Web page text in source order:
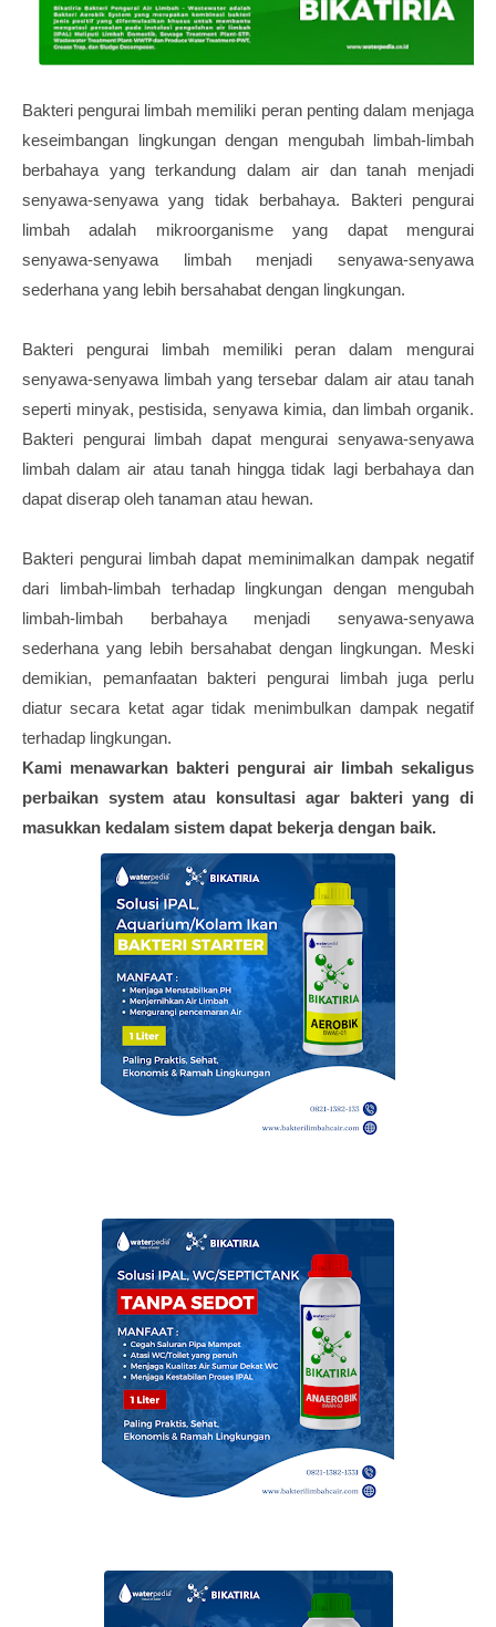
Bakteri pengurai limbah memiliki peran penting dalam menjaga
keseimbangan lingkungan dengan mengubah limbah-limbah
berbahaya yang terkandung dalam air dan tanah menjadi
senyawa-senyawa yang tidak berbahaya. Bakteri pengurai
limbah adalah mikroorganisme yang dapat mengurai
senyawa-senyawa limbah menjadi senyawa-senyawa
sederhana yang lebih bersahabat dengan lingkungan.
Bakteri pengurai limbah memiliki peran dalam mengurai
senyawa-senyawa limbah yang tersebar dalam air atau tanah
seperti minyak, pestisida, senyawa kimia, dan limbah organik.
Bakteri pengurai limbah dapat mengurai senyawa-senyawa
limbah dalam air atau tanah hingga tidak lagi berbahaya dan
dapat diserap oleh tanaman atau hewan.
Bakteri pengurai limbah dapat meminimalkan dampak negatif
dari limbah-limbah terhadap lingkungan dengan mengubah
limbah-limbah berbahaya menjadi senyawa-senyawa
sederhana yang lebih bersahabat dengan lingkungan. Meski
demikian, pemanfaatan bakteri pengurai limbah juga perlu
diatur secara ketat agar tidak menimbulkan dampak negatif
terhadap lingkungan.
Kami menawarkan bakteri pengurai air limbah sekaligus
perbaikan system atau konsultasi agar bakteri yang di
masukkan kedalam sistem dapat bekerja dengan baik.